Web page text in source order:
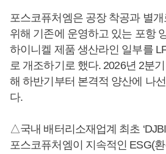
포스코퓨처엠은 공장 착공과 별
위해 기존에 운영하고 있는 포항
하이니켈 제품 생산라인 일부를
로 개조하기로 했다. 2026년 2분
해 하반기부터 본격적 양산에 나
다.
△국내 배터리소재업계 최초
포스코퓨처엠이 지속적인 ESG(환